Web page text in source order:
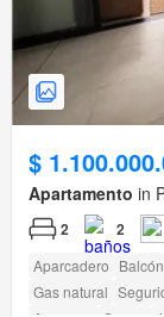
$
Apartamento in
2 2
Aparcadero Balcón
Gas natural